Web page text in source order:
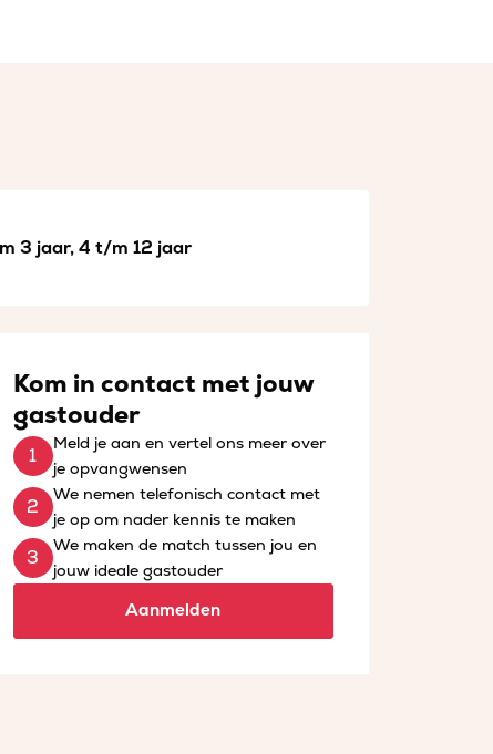
3 jaar, 4 t/m 12 jaar
Kom in contact met jouw
gastouder
Meld je aan en vertel ons meer over
je opvangwensen
We nemen telefonisch contact met
je op om nader kennis te maken
We maken de match tussen jou en
jouw ideale gastouder
Aanmelden